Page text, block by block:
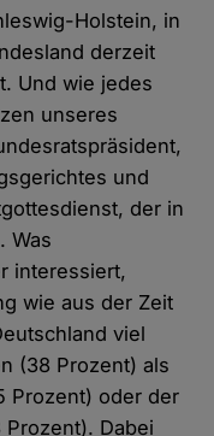
Holstein, in
derzeit
Und wie jedes
unseres
und
der in
Was
interessiert,
wie aus der Zeit
viel
(38 Prozent) als
Prozent) oder der
Dabei